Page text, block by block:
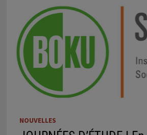
NOUVELLES